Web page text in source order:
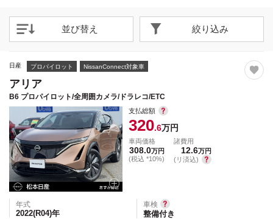
並び替え 絞り込み
日産 プロパイロット NissanConnect対象車
アリア
B6 プロパイロット/全周囲カメラ/ドラレコ/ETC
支払総額
320.6万円
車両価格
308.0万円
(税込 *10%)
諸費用
12.6万円
(リ済込)
年式
2022(R04)年
車検
整備付き